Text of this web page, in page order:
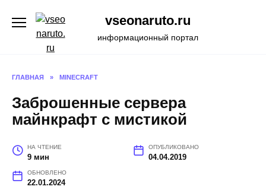
содержанию
vseonaruto.ru
информационный портал
ГЛАВНАЯ » MINECRAFT
Заброшенные сервера
майнкрафт с мистикой
НА ЧТЕНИЕ
9 мин
ОПУБЛИКОВАНО
04.04.2019
ОБНОВЛЕНО
22.01.2024